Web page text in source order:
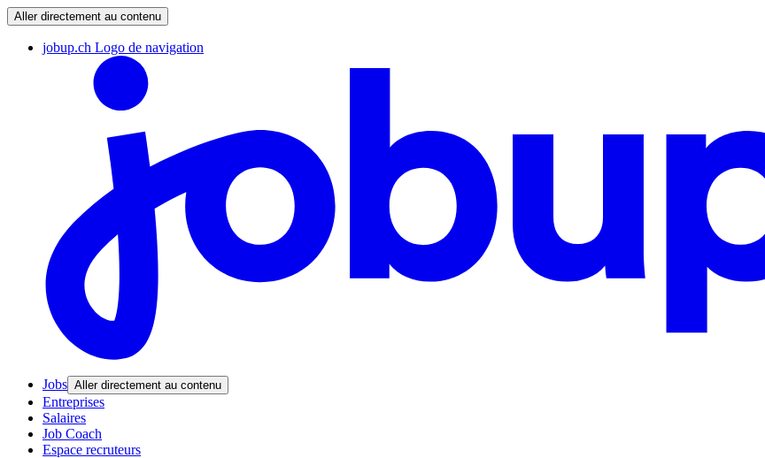
Aller directement au contenu
jobup.ch Logo de navigation
Jobs Aller directement au contenu
Entreprises
Salaires
Job Coach
Espace recruteurs